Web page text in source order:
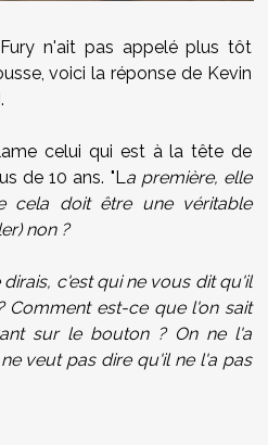
n'ait pas appelé plus tôt
voici la réponse de Kevin
celui qui est à la tête de
de 10 ans. "La première, elle
cela doit être une véritable
non ?
c'est qui ne vous dit qu'il
Comment est-ce que l'on sait
sur le bouton ? On ne l'a
veut pas dire qu'il ne l'a pas